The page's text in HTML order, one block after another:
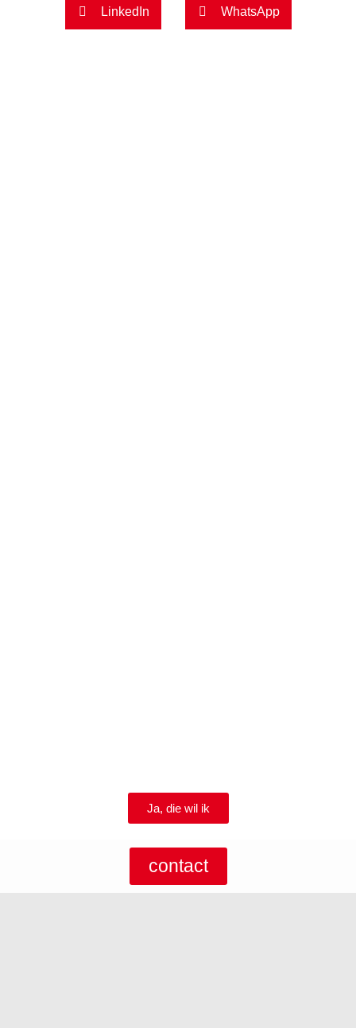
LinkedIn WhatsApp
Ja, die wil ik
contact